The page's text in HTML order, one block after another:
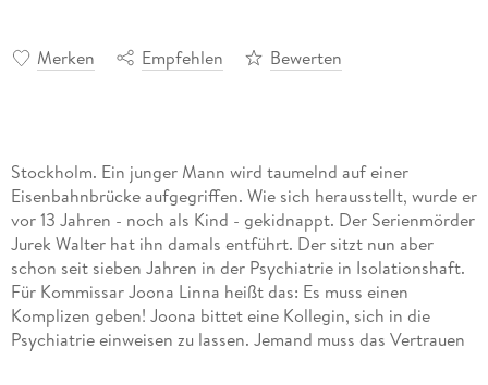
Merken Empfehlen Bewerten
Stockholm. Ein junger Mann wird taumelnd auf einer
Eisenbahnbrücke aufgegriffen. Wie sich herausstellt, wurde er
vor 13 Jahren - noch als Kind - gekidnappt. Der Serienmörder
Jurek Walter hat ihn damals entführt. Der sitzt nun aber
schon seit sieben Jahren in der Psychiatrie in Isolationshaft.
Für Kommissar Joona Linna heißt das: Es muss einen
Komplizen geben! Joona bittet eine Kollegin, sich in die
Psychiatrie einweisen zu lassen. Jemand muss das Vertrauen